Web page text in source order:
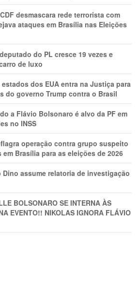
desmascara rede terrorista com
ataques em Brasília nas Eleições
do PL cresce 19 vezes e
de luxo
dos EUA entra na Justiça para
do governo Trump contra o Brasil
a Flávio Bolsonaro é alvo da PF em
no INSS
operação contra grupo suspeito
Brasília para as eleições de 2026
assume relatoria de investigação
BOLSONARO SE INTERNA ÀS
EVENTO!! NIKOLAS IGNORA FLÁVIO